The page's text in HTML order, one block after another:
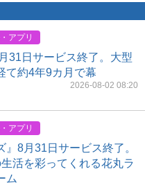
アプリ
31日サービス終了。大型
て約4年9カ月で幕
2026-08-02 08:20
アプリ
』8月31日サービス終了。
活を彩ってくれる花丸ラ
ム